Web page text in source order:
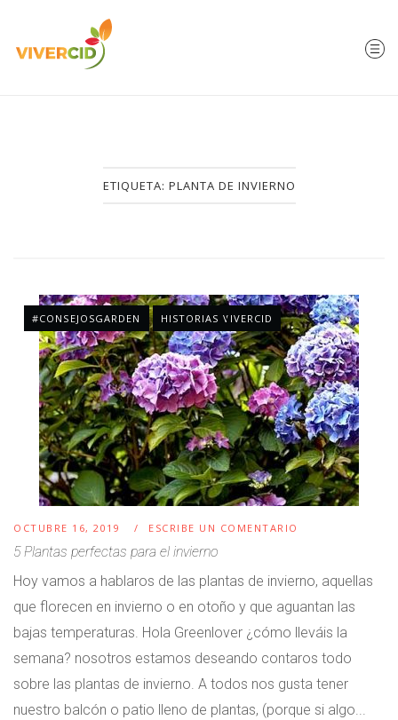
ETIQUETA: PLANTA DE INVIERNO
#CONSEJOSGARDEN HISTORIAS VIVERCID
OCTUBRE 16, 2019 ESCRIBE UN COMENTARIO
5 Plantas perfectas para el invierno
Hoy vamos a hablaros de las plantas de invierno, aquellas
que florecen en invierno o en otoño y que aguantan las
bajas temperaturas. Hola Greenlover ¿cómo lleváis la
semana? nosotros estamos deseando contaros todo
sobre las plantas de invierno. A todos nos gusta tener
nuestro balcón o patio lleno de plantas, (porque si algo...